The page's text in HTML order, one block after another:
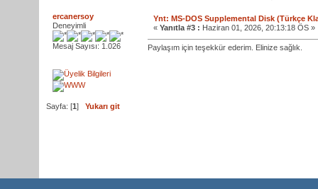
ercanersoy
Deneyimli
Mesaj Sayısı: 1.026
Ynt: MS-DOS Supplemental Disk (Türkçe
« Yanıtla #3 : Haziran 01, 2026, 20:13:18 ÖS »
Paylaşım için teşekkür ederim. Elinize sağlık.
Sayfa: [1] Yukarı git